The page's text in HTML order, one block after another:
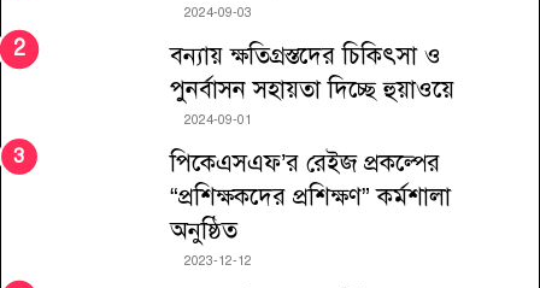
2024-09-03
বন্যায় ক্ষতিগ্রস্তদের চিকিৎসা ও
পুনর্বাসন সহায়তা দিচ্ছে হুয়াওয়ে
2024-09-01
পিকেএসএফ’র রেইজ প্রকল্পের
“প্রশিক্ষকদের প্রশিক্ষণ” কর্মশালা
অনুষ্ঠিত
2023-12-12